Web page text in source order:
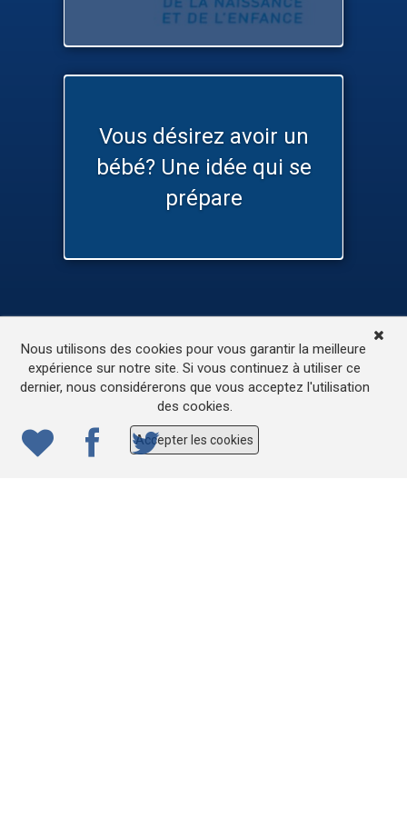
Vous désirez avoir un
bébé? Une idée qui se
prépare
L’accessibilité de ce site
© 2022ONE.be– Production : Dew production – Tous
droits réservés – Webdesign: Lokidor
Nous utilisons des cookies pour vous garantir la meilleure
expérience sur notre site. Si vous continuez à utiliser ce
dernier, nous considérerons que vous acceptez l'utilisation
des cookies.
Accepter les cookies